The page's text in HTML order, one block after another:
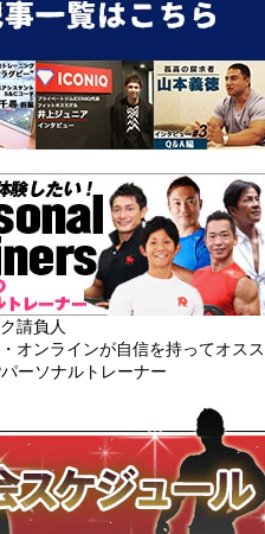
請負人
オンラインが自信を持ってオスス
ーソナルトレーナー